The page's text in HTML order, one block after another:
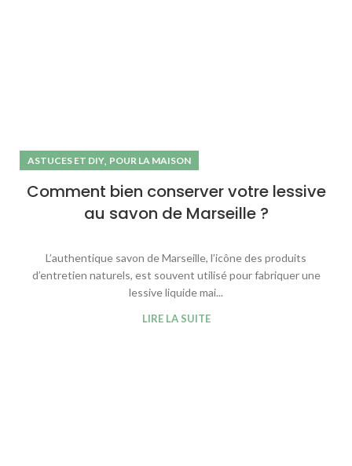
ASTUCES ET DIY, POUR LA MAISON
Comment bien conserver votre lessive
au savon de Marseille ?
L’authentique savon de Marseille, l’icône des produits
d’entretien naturels, est souvent utilisé pour fabriquer une
lessive liquide mai...
LIRE LA SUITE